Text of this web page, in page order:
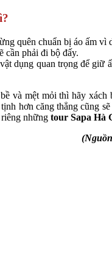
quên chuẩn bị áo ấm
cần phải đi bộ đấy.
dụng quan trọng để
và mệt mỏi thì hãy
hơn căng thẳng cũng
những tour Sapa Hà